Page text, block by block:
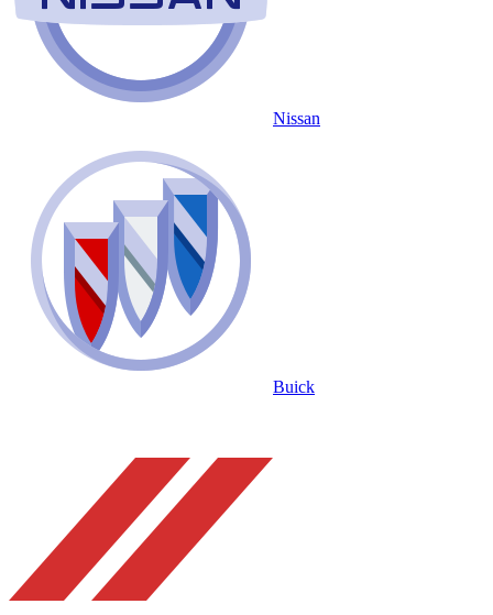
Nissan
Buick